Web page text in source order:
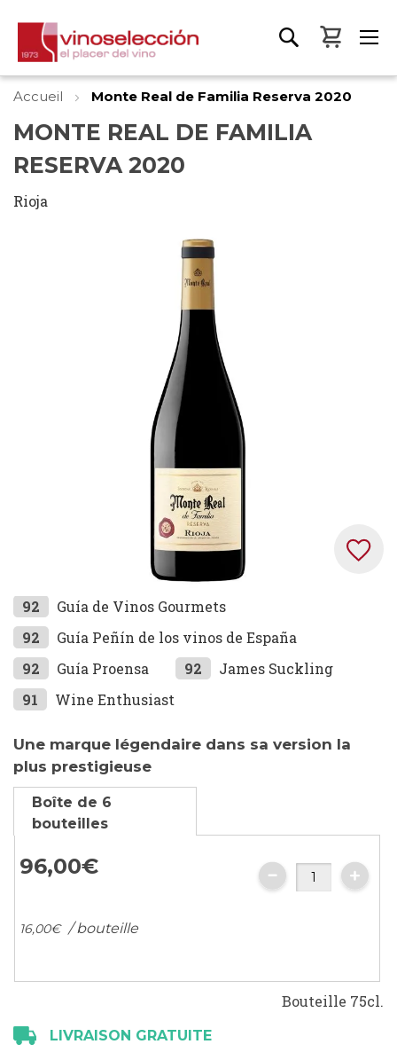
Mon
Accueil Monte Real de Familia Reserva 2020
MONTE REAL DE FAMILIA
RESERVA 2020
Rioja
Skip
to
the
beginning
of
the
gallery
92
Guía de Vinos Gourmets
92
Guía Peñín de los vinos de España
92
Guía Proensa 92
James Suckling
91
Wine Enthusiast
Une marque légendaire dans sa version la
plus prestigieuse
Boîte de 6
bouteilles
96,00€
16,00€ / bouteille
Bouteille 75cl.
LIVRAISON GRATUITE